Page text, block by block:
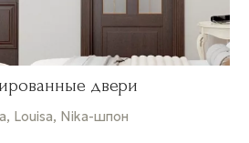
двери
Louisa, Nika-шпон